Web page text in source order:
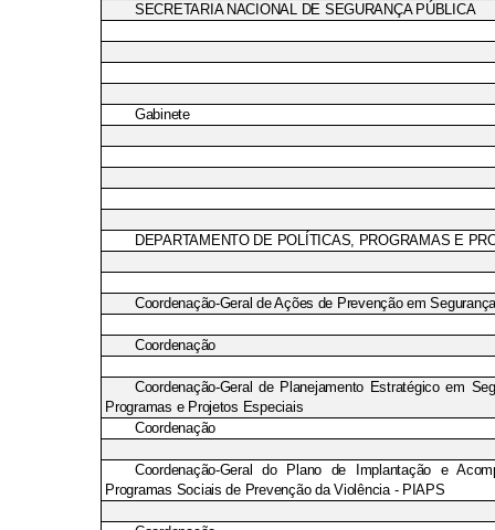
SECRETARIA NACIONAL DE SEGURANÇA PÚBLICA
Gabinete
DEPARTAMENTO DE POLÍTICAS, PROGRAMAS E
Coordenação-Geral de Ações de Prevenção em
Coordenação
Coordenação-Geral de Planejamento Estratégico em
Programas e Projetos Especiais
Coordenação
Coordenação-Geral do Plano de Implantação e
Programas Sociais de Prevenção da Violência - PIAPS